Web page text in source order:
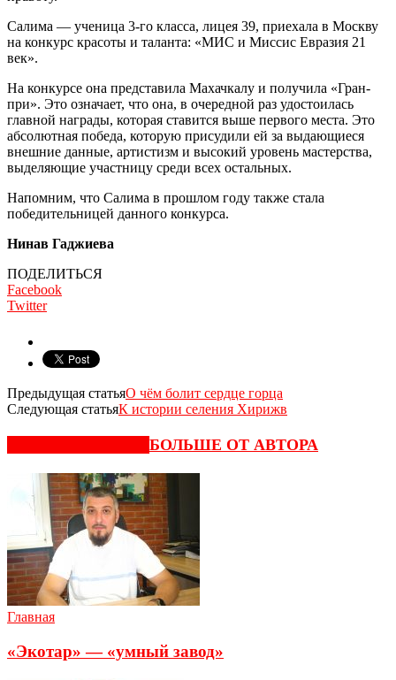
Салима — ученица 3-го класса, лицея 39, приехала в Москву
на конкурс красоты и таланта: «МИС и Миссис Евразия 21
век».
На конкурсе она представила Махачкалу и получила «Гран-
при». Это означает, что она, в очередной раз удостоилась
главной награды, которая ставится выше первого места. Это
абсолютная победа, которую присудили ей за выдающиеся
внешние данные, артистизм и высокий уровень мастерства,
выделяющие участницу среди всех остальных.
Напомним, что Салима в прошлом году также стала
победительницей данного конкурса.
Нинав Гаджиева
ПОДЕЛИТЬСЯ
Facebook
Twitter
Предыдущая статьяО чём болит сердце горца
Следующая статьяК истории селения Хирижв
БОЛЬШЕ ОТ АВТОРА
Главная
«Экотар» — «умный завод»